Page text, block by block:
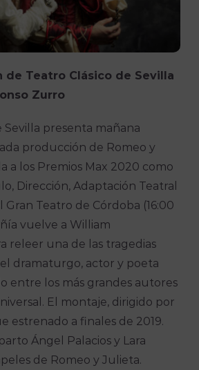
de Teatro Clásico de Sevilla
Zurro
Sevilla presenta mañana
producción de Romeo y
a los Premios Max 2020 como
Dirección, Adaptación Teatral
Gran Teatro de Córdoba (16:00
vuelve a William
releer una de las tragedias
dramaturgo, actor y poeta
entre los más grandes autores
El montaje, dirigido por
estrenado a finales de 2019.
Ángel Palacios y Lara
de Romeo y Julieta.